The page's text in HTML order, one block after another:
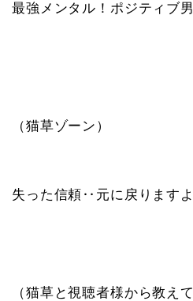
最強メンタル！ポジティブ
（猫草ゾーン）
失った信頼‥元に戻ります
（猫草と視聴者様から教え